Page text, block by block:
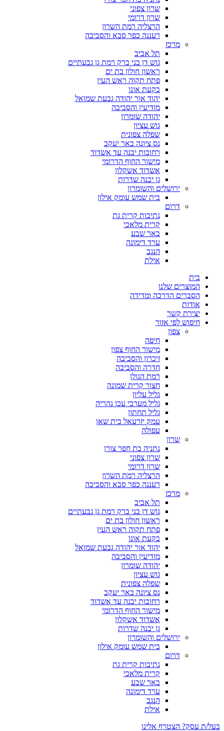
שרון צפוני
שרון דרומי
הרצליה רמת השרון
רעננה כפר סבא והסביבה
מרכז
תל אביב
גוש דן בני ברק רמת גן גבעתיים
ראשון חולון בת ים
פתח תקוה ראש העין
בקעת אונו
יהוד אור יהודה גבעת שמואל
מודיעין והסביבה
יהודה שומרון
גוש עציון
שפלה צפונית
נס ציונה באר יעקב
רחובות יבנה עד אשדוד
מישור החוף הדרומי
אשדוד אשקלון
גן יבנה שדרות
ירושלים והשומרון
בית שמש עומק אילון
דרום
נתיבות קרית גת
קרית מלאכי
באר שבע
ערד דימונה
הנגב
אילת
בית
המוצרים שלנו
הסברים הדרכה ומדידה
אודות
יצירת קשר
חיפוש לפי אזור
צפון
חיפה
מישור החוף צפון
זיכרון והסביבה
חדרה והסביבה
רמת הגולן
חצור קרית שמונה
גליל עליון
גליל מערבי עכו נהריה
גליל תחתון
עמק יזרעאל בית שאן
עפולה
שרון
נתניה בת חפר צורן
שרון צפוני
שרון דרומי
הרצליה רמת השרון
רעננה כפר סבא והסביבה
מרכז
תל אביב
גוש דן בני ברק רמת גן גבעתיים
ראשון חולון בת ים
פתח תקוה ראש העין
בקעת אונו
יהוד אור יהודה גבעת שמואל
מודיעין והסביבה
יהודה שומרון
גוש עציון
שפלה צפונית
נס ציונה באר יעקב
רחובות יבנה עד אשדוד
מישור החוף הדרומי
אשדוד אשקלון
גן יבנה שדרות
ירושלים והשומרון
בית שמש עומק אילון
דרום
נתיבות קרית גת
קרית מלאכי
באר שבע
ערד דימונה
הנגב
אילת
בעל/ת עסק? הצטרף אלינו